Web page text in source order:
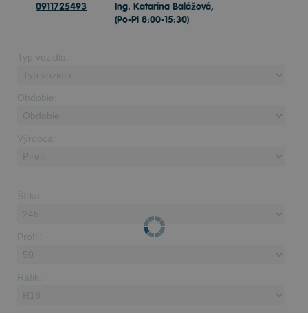
0911725493
Ing. Katarína Balážová,
(Po-Pi 8:00-15:30)
Typ vozidla:
Obdobie:
Výrobca:
Šírka:
Profil:
Ráfik: